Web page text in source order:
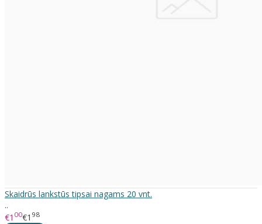
Skaidrūs lankstūs tipsai nagams 20 vnt.
..
€1 00€1 98